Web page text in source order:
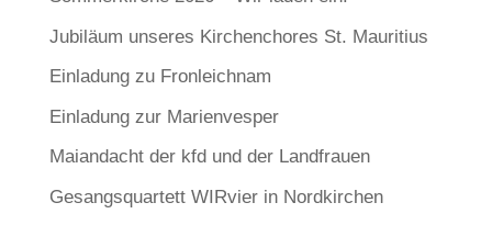
Jubiläum unseres Kirchenchores St. Mauritius
Einladung zu Fronleichnam
Einladung zur Marienvesper
Maiandacht der kfd und der Landfrauen
Gesangsquartett WIRvier in Nordkirchen